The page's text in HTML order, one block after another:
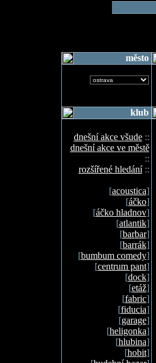
město
klub
dnešní akce všude::
dnešní akce ve městě
::
rozšířené hledání::
[acoustica]
[áčko]
[áčko hladnov]
[atlantik]
[barbar]
[barrák]
[bumbum comedy]
[centrum pant]
[dock]
[etáž]
[fabric]
[fiducia]
[garage]
[heligonka]
[hlubina]
[hobit]